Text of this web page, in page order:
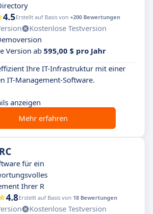
4.5Erstellt auf Basis von +200 Bewertungen
Kostenlose Testversion
Version ab595,00 $ pro Jahr
Ihre IT-Infrastruktur mit einer
IT-Management-Software.
anzeigen
Mehr erfahren
für ein
Ihrer R
4.8Erstellt auf Basis von 18 Bewertungen
Kostenlose Testversion